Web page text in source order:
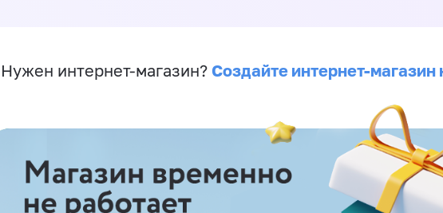
Нужен интернет-магазин? Создайте интернет-магазин